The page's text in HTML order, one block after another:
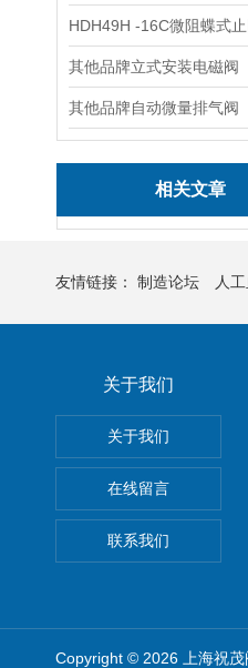
HDH49H -16C微阻蝶式
其他品牌立式安装电磁阀
其他品牌自动微量排气阀
相关文章
友情链接： 制造论坛 人
关于我们
关于我们
在线留言
联系我们
Copyright © 2026 上海祝